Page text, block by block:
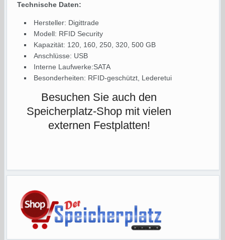
Technische Daten:
Hersteller: Digittrade
Modell: RFID Security
Kapazität: 120, 160, 250, 320, 500 GB
Anschlüsse: USB
Interne Laufwerke:SATA
Besonderheiten: RFID-geschützt, Lederetui
Besuchen Sie auch den
Speicherplatz-Shop mit vielen
externen Festplatten!